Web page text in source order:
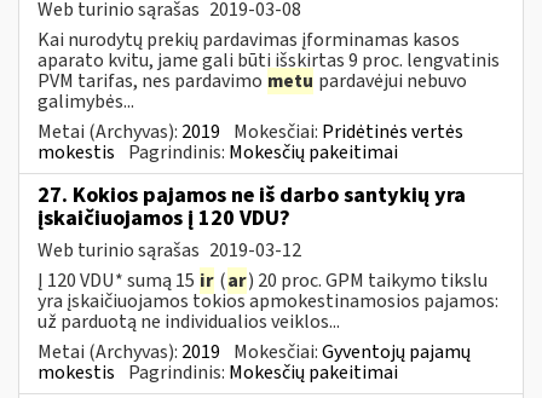
Web turinio sąrašas 2019-03-08
Kai nurodytų prekių pardavimas įforminamas kasos
aparato kvitu, jame gali būti išskirtas 9 proc. lengvatinis
PVM tarifas, nes pardavimo metu pardavėjui nebuvo
galimybės...
Metai (Archyvas): 2019 Mokesčiai: Pridėtinės vertės
mokestis Pagrindinis: Mokesčių pakeitimai
27. Kokios pajamos ne iš darbo santykių yra
įskaičiuojamos į 120 VDU?
Web turinio sąrašas 2019-03-12
Į 120 VDU* sumą 15 ir (ar) 20 proc. GPM taikymo tikslu
yra įskaičiuojamos tokios apmokestinamosios pajamos:
už parduotą ne individualios veiklos...
Metai (Archyvas): 2019 Mokesčiai:Gyventojų pajamų
mokestis Pagrindinis: Mokesčių pakeitimai